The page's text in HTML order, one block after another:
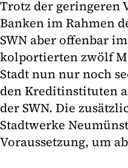
Trotz der geringeren
Banken im Rahmen
SWN aber offenbar
kolportierten zwölf
Stadt nun nur noch
den Kreditinstituten
der SWN. Die
Stadtwerke
Voraussetzung, um